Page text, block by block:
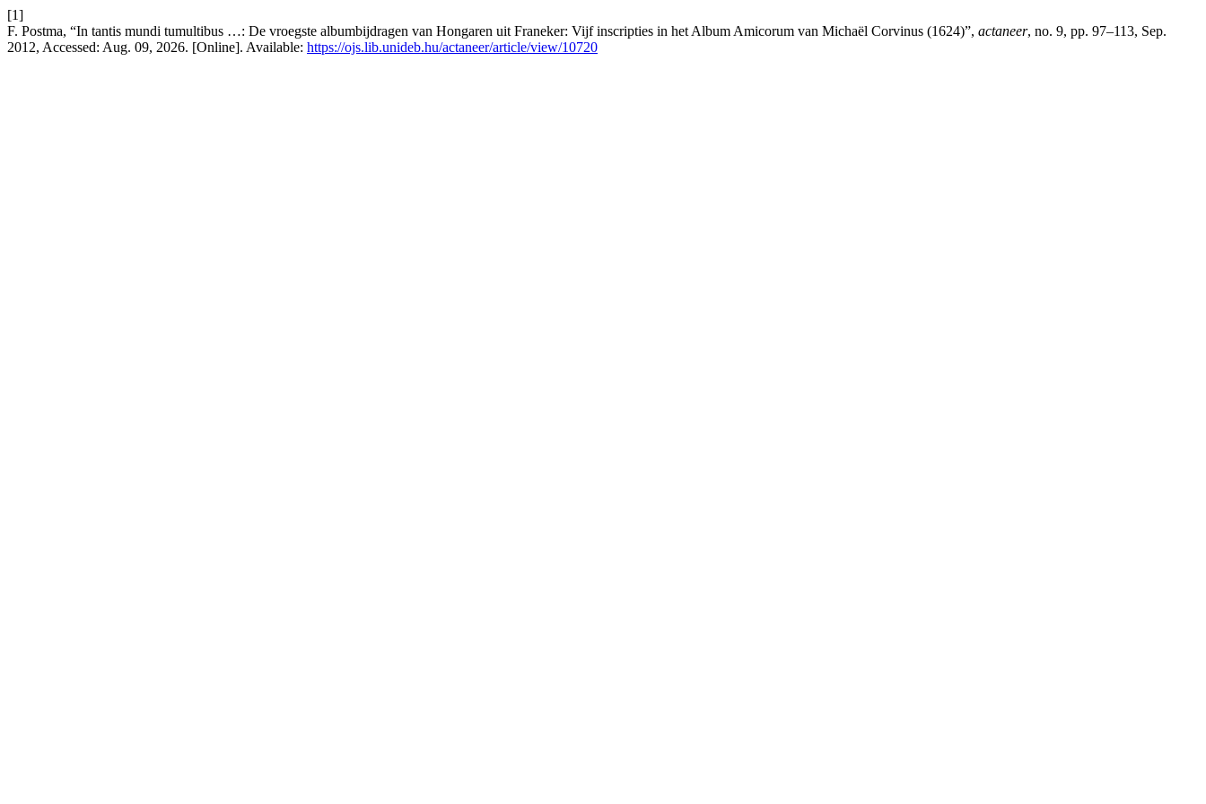
[1]
F. Postma, “In tantis mundi tumultibus …: De vroegste albumbijdragen van Hongaren uit Franeker: Vijf inscripties in het Album Amicorum van Michaël Corvinus (1624)”, actaneer, no. 9, pp. 97–113, Sep.
2012, Accessed: Aug. 09, 2026. [Online]. Available: https://ojs.lib.unideb.hu/actaneer/article/view/10720